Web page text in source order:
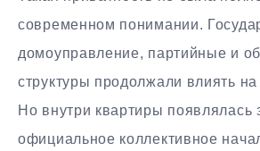
современном понимании.
домоуправление, партийные и
структуры продолжали влиять
Но внутри квартиры появлялась
официальное коллективное